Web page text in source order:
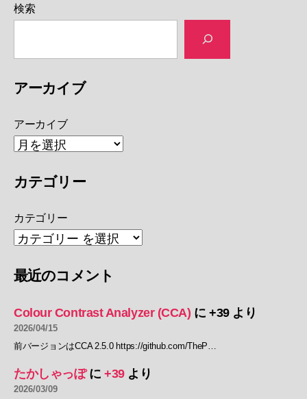
検索
アーカイブ
アーカイブ
カテゴリー
カテゴリー
最近のコメント
Colour Contrast Analyzer (CCA) に+39より
2026/04/15
前バージョンはCCA 2.5.0 https://github.com/TheP…
たかしゃっぽに +39より
2026/03/09